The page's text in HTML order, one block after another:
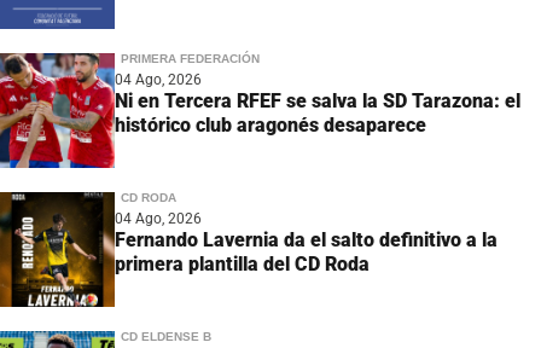
PRIMERA FEDERACIÓN
04 Ago, 2026
Ni en Tercera RFEF se salva la SD Tarazona: el
histórico club aragonés desaparece
CD RODA
04 Ago, 2026
Fernando Lavernia da el salto definitivo a la
primera plantilla del CD Roda
CD ELDENSE B